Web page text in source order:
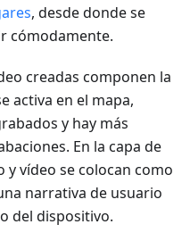
, desde donde se
cómodamente.
creadas componen la
activa en el mapa,
y hay más
En la capa de
y vídeo se colocan como
narrativa de usuario
del dispositivo.